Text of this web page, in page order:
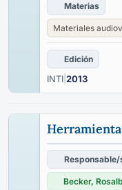
Materias
Materiales
Edición
INTI 2013
Responsable/
Becker,